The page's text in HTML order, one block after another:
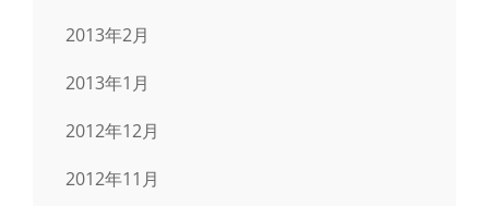
2013年2月
2013年1月
2012年12月
2012年11月